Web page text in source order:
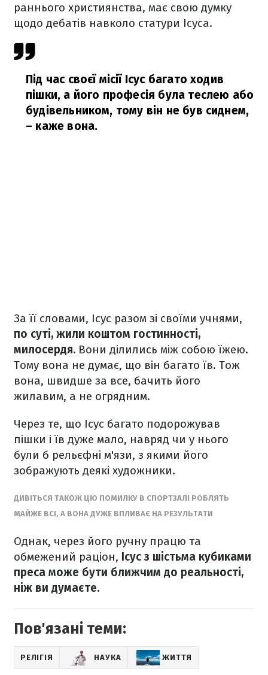
раннього християнства, має свою думку
щодо дебатів навколо статури Ісуса.
Під час своєї місії Ісус багато ходив
пішки, а його професія була теслею або
будівельником, тому він не був сиднем,
– каже вона.
За її словами, Ісус разом зі своїми учнями,
по суті, жили коштом гостинності,
милосердя. Вони ділились між собою їжею.
Тому вона не думає, що він багато їв. Тож
вона, швидше за все, бачить його
жилавим, а не огрядним.
Через те, що Ісус багато подорожував
пішки і їв дуже мало, навряд чи у нього
були б рельєфні м'язи, з якими його
зображують деякі художники.
ДИВІТЬСЯ ТАКОЖ ЦЮ ПОМИЛКУ В СПОРТЗАЛІ РОБЛЯТЬ
МАЙЖЕ ВСІ, А ВОНА ДУЖЕ ВПЛИВАЄ НА РЕЗУЛЬТАТИ
Однак, через його ручну працю та
обмежений раціон, Ісус з шістьма кубиками
преса може бути ближчим до реальності,
ніж ви думаєте.
Пов'язані теми:
РЕЛІГІЯ НАУКА ЖИТТЯ